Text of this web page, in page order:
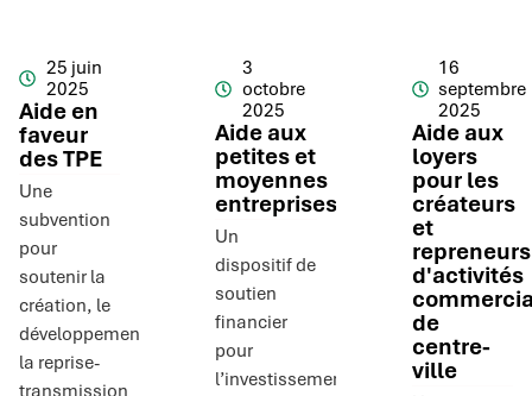
25 juin
2025
Aide en
faveur
des TPE
Une
subvention
pour
soutenir la
création, le
développement,
la reprise-
3
octobre
2025
Aide aux
petites et
moyennes
entreprises
Un
dispositif de
soutien
financier
pour
l’investissement,
16
septembre
2025
Aide aux
loyers
pour les
créateurs
et
repreneurs
d'activités
de
centre-
ville